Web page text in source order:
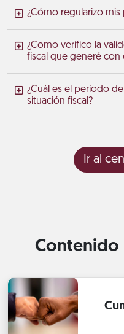
¿Cómo regularizo mis
¿Como verifico la
fiscal que generé con
¿Cuál es el período
situación fiscal?
Ir al
Contenido